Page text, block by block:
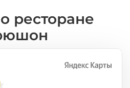
ресторане